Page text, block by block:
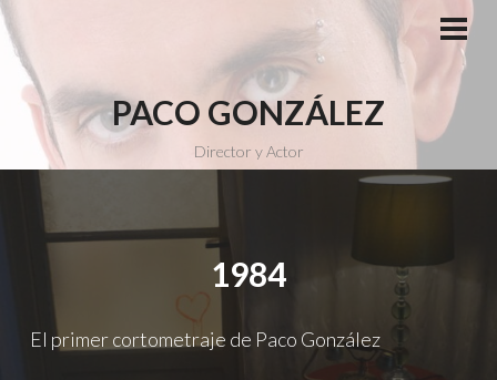
Saltar
al
contenido
PACO GONZÁLEZ
Director y Actor
1984
El primer cortometraje de Paco González